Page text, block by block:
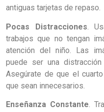
antiguas tarjetas de repaso.
Pocas Distracciones .
trabajos que no tengan
atención del niño. Las
puede ser una
Asegúrate de que el
que sean innecesarios.
Enseñanza Constante.